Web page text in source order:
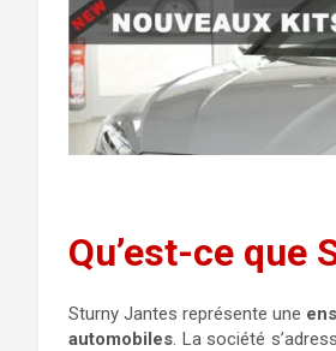
Qu’est-ce que
Sturny Jantes représente une
automobiles. La société